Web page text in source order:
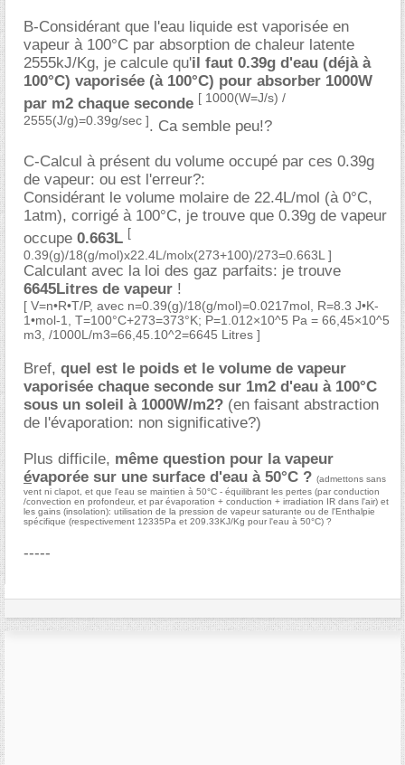
B-Considérant que l'eau liquide est vaporisée en
vapeur à 100°C par absorption de chaleur latente
2555kJ/Kg, je calcule qu'il faut 0.39g d'eau (déjà à
100°C) vaporisée (à 100°C) pour absorber 1000W
par m2 chaque seconde [ 1000(W=J/s) /
2555(J/g)=0.39g/sec ]. Ca semble peu!?
C-Calcul à présent du volume occupé par ces 0.39g
de vapeur: ou est l'erreur?:
Considérant le volume molaire de 22.4L/mol (à 0°C,
1atm), corrigé à 100°C, je trouve que 0.39g de vapeur
occupe 0.663L [
0.39(g)/18(g/mol)x22.4L/molx(273+100)/273=0.663L ]
Calculant avec la loi des gaz parfaits: je trouve
6645Litres de vapeur !
[ V=n•R•T/P, avec n=0.39(g)/18(g/mol)=0.0217mol, R=8.3 J•K-
1•mol-1, T=100°C+273=373°K; P=1.012×10^5 Pa = 66,45×10^5
m3, /1000L/m3=66,45.10^2=6645 Litres ]
Bref, quel est le poids et le volume de vapeur
vaporisée chaque seconde sur 1m2 d'eau à 100°C
sous un soleil à 1000W/m2? (en faisant abstraction
de l'évaporation: non significative?)
Plus difficile, même question pour la vapeur
évaporée sur une surface d'eau à 50°C ? (admettons sans
vent ni clapot, et que l'eau se maintien à 50°C - équilibrant les pertes (par conduction
/convection en profondeur, et par évaporation + conduction + irradiation IR dans l'air) et
les gains (insolation): utilisation de la pression de vapeur saturante ou de l'Enthalpie
spécifique (respectivement 12335Pa et 209.33KJ/Kg pour l'eau à 50°C) ?
-----